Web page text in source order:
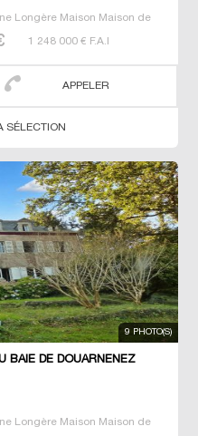
Longère Maison Maison de
1 248 000 € F.A.I
APPELER
SÉLECTION
9 PHOTO(S)
BAIE DE DOUARNENEZ
Longère Maison Maison de